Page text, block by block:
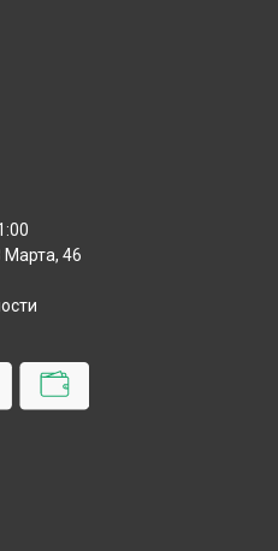
Toshiba в
Toshiba в
Toshiba в
Toshiba в
Toshiba в
Марта, 46